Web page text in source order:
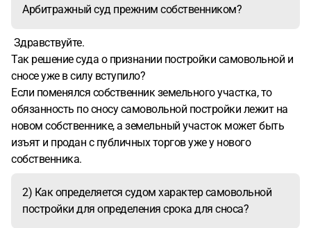
Арбитражный суд прежним собственником?
Здравствуйте.
Так решение суда о признании постройки самовольной и
сносе уже в силу вступило?
Если поменялся собственник земельного участка, то
обязанность по сносу самовольной постройки лежит на
новом собственнике, а земельный участок может быть
изъят и продан с публичных торгов уже у нового
собственника.
2) Как определяется судом характер самовольной
постройки для определения срока для сноса?